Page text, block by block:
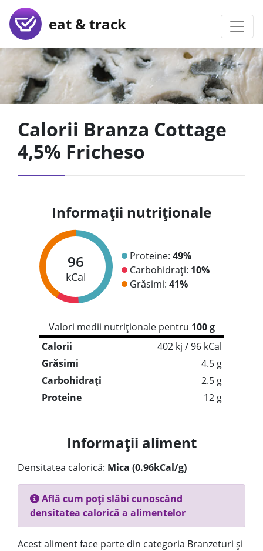
eat & track
Calorii Branza Cottage
4,5% Fricheso
Informații nutriționale
96
kCal
Proteine: 49%
Carbohidrați: 10%
Grăsimi: 41%
Valori medii nutriționale pentru 100 g
Calorii
402 kj / 96 kCal
Grăsimi
4.5 g
Carbohidrați
2.5 g
Proteine
12 g
Informații aliment
Densitatea calorică: Mica (0.96kCal/g)
Află cum poți slăbi cunoscând
densitatea calorică a alimentelor
Acest aliment face parte din categoria Branzeturi și